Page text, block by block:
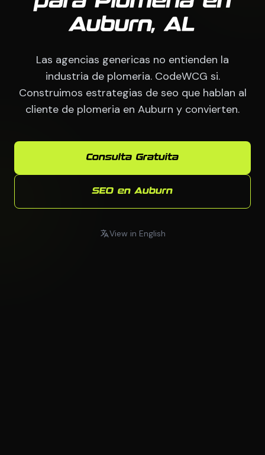
Auburn, AL
Las agencias genericas no entienden la
industria de plomeria. CodeWCG si.
Construimos estrategias de seo que hablan al
cliente de plomeria en Auburn y convierten.
Consulta Gratuita
SEO en Auburn
View in English